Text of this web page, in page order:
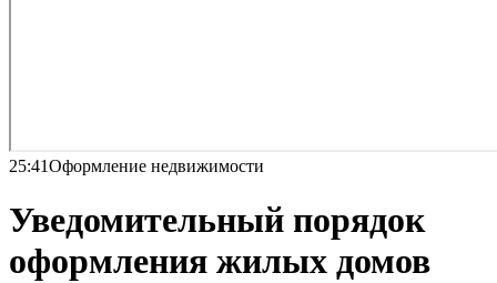
25:41Оформление недвижимости
Уведомительный порядок
оформления жилых домов